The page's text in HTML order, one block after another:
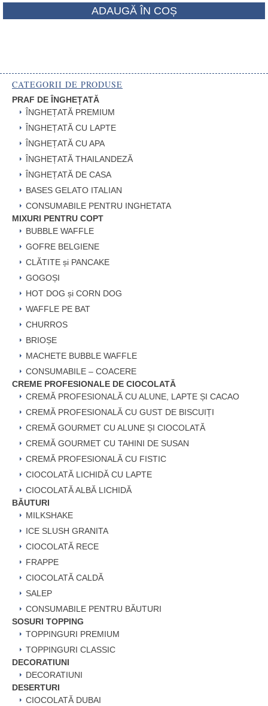
ADAUGĂ ÎN COȘ
CATEGORII DE PRODUSE
PRAF DE ÎNGHEȚATĂ
ÎNGHEȚATĂ PREMIUM
ÎNGHEȚATĂ CU LAPTE
ÎNGHEȚATĂ CU APA
ÎNGHEȚATĂ THAILANDEZĂ
ÎNGHEȚATĂ DE CASA
BASES GELATO ITALIAN
CONSUMABILE PENTRU INGHETATA
MIXURI PENTRU COPT
BUBBLE WAFFLE
GOFRE BELGIENE
CLĂTITE și PANCAKE
GOGOȘI
HOT DOG și CORN DOG
WAFFLE PE BAT
CHURROS
BRIOȘE
MACHETE BUBBLE WAFFLE
CONSUMABILE – COACERE
CREME PROFESIONALE DE CIOCOLATĂ
CREMĂ PROFESIONALĂ CU ALUNE, LAPTE ȘI CACAO
CREMĂ PROFESIONALĂ CU GUST DE BISCUIȚI
CREMĂ GOURMET CU ALUNE ȘI CIOCOLATĂ
CREMĂ GOURMET CU TAHINI DE SUSAN
CREMĂ PROFESIONALĂ CU FISTIC
CIOCOLATĂ LICHIDĂ CU LAPTE
CIOCOLATĂ ALBĂ LICHIDĂ
BĂUTURI
MILKSHAKE
ICE SLUSH GRANITA
CIOCOLATĂ RECE
FRAPPE
CIOCOLATĂ CALDĂ
SALEP
CONSUMABILE PENTRU BĂUTURI
SOSURI TOPPING
TOPPINGURI PREMIUM
TOPPINGURI CLASSIC
DECORATIUNI
DECORATIUNI
DESERTURI
CIOCOLATĂ DUBAI